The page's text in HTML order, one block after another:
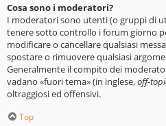
Cosa sono i moderatori?
I moderatori sono utenti (o gruppi di
tenere sotto controllo i forum giorno
modificare o cancellare qualsiasi
spostare o rimuovere qualsiasi
Generalmente il compito dei
vadano «fuori tema» (in inglese,off-
oltraggiosi ed offensivi.
Top